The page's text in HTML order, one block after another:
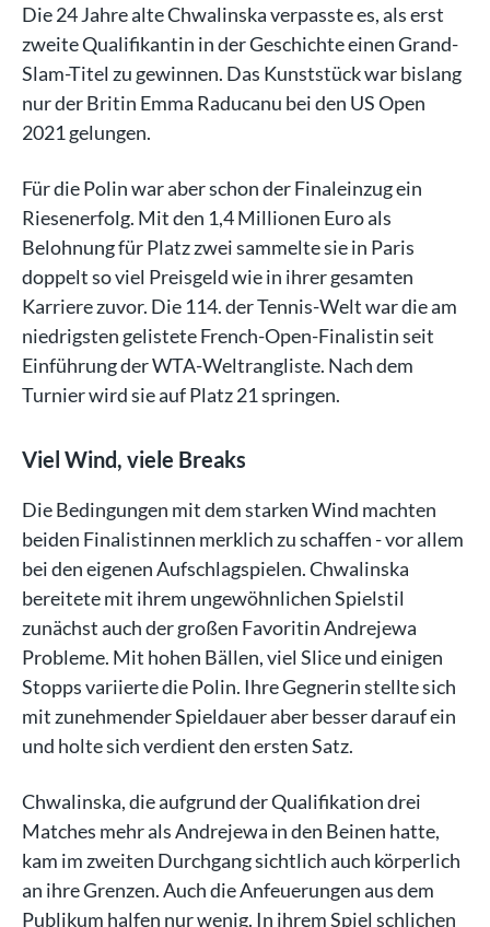
Die 24 Jahre alte Chwalinska verpasste es, als erst
zweite Qualifikantin in der Geschichte einen Grand-
Slam-Titel zu gewinnen. Das Kunststück war bislang
nur der Britin Emma Raducanu bei den US Open
2021 gelungen.
Für die Polin war aber schon der Finaleinzug ein
Riesenerfolg. Mit den 1,4 Millionen Euro als
Belohnung für Platz zwei sammelte sie in Paris
doppelt so viel Preisgeld wie in ihrer gesamten
Karriere zuvor. Die 114. der Tennis-Welt war die am
niedrigsten gelistete French-Open-Finalistin seit
Einführung der WTA-Weltrangliste. Nach dem
Turnier wird sie auf Platz 21 springen.
Viel Wind, viele Breaks
Die Bedingungen mit dem starken Wind machten
beiden Finalistinnen merklich zu schaffen - vor allem
bei den eigenen Aufschlagspielen. Chwalinska
bereitete mit ihrem ungewöhnlichen Spielstil
zunächst auch der großen Favoritin Andrejewa
Probleme. Mit hohen Bällen, viel Slice und einigen
Stopps variierte die Polin. Ihre Gegnerin stellte sich
mit zunehmender Spieldauer aber besser darauf ein
und holte sich verdient den ersten Satz.
Chwalinska, die aufgrund der Qualifikation drei
Matches mehr als Andrejewa in den Beinen hatte,
kam im zweiten Durchgang sichtlich auch körperlich
an ihre Grenzen. Auch die Anfeuerungen aus dem
Publikum halfen nur wenig. In ihrem Spiel schlichen